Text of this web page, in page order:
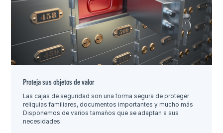
Proteja sus objetos de valor
Las cajas de seguridad son una forma segura de proteger
reliquias familiares, documentos importantes y mucho más
Disponemos de varios tamaños que se adaptan a sus
necesidades.